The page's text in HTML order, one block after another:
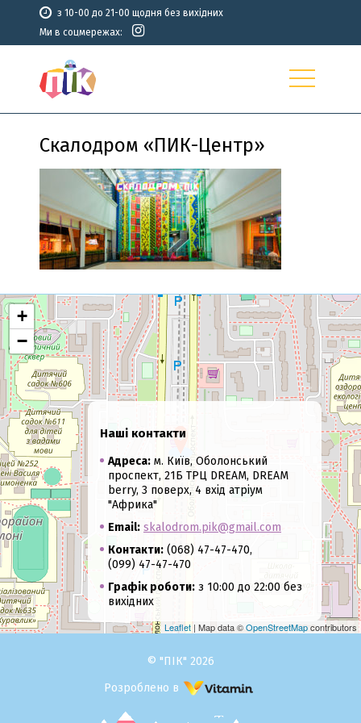
з 10-00 до 21-00 щодня без вихідних
Ми в соцмережах:
Скалодром «ПИК-Центр»
+
−
Leaflet | Map data ©OpenStreetMapcontributors
Наші контакти
Адреса: м. Київ, Оболонський
проспект, 21Б ТРЦ DREAM, DREAM
berry, 3 поверх, 4 вхід атріум
"Африка"
Email: skalodrom.pik@gmail.com
Контакти: (068) 47-47-470,
(099) 47-47-470
Графік роботи: з 10:00 до 22:00 без
вихідних
© "ПІК" 2026
Розроблено в